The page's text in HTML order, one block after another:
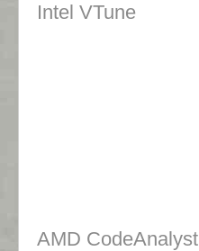
Intel VTune
AMD CodeAnalyst